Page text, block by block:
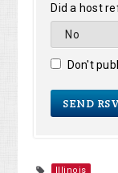
Did a host
Don't
Illinois